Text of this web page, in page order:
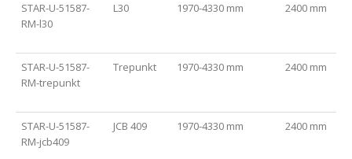
STAR-U-51587-
RM-l30
L30 1970-4330 mm 2400 mm
STAR-U-51587-
RM-trepunkt
Trepunkt 1970-4330 mm 2400 mm
STAR-U-51587-
RM-jcb409
JCB 409 1970-4330 mm 2400 mm